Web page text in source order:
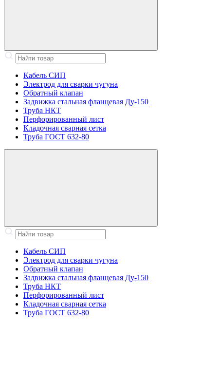
Кабель СИП
Электрод для сварки чугуна
Обратный клапан
Задвижка стальная фланцевая Ду-150
Труба НКТ
Перфорированный лист
Кладочная сварная сетка
Труба ГОСТ 632-80
Кабель СИП
Электрод для сварки чугуна
Обратный клапан
Задвижка стальная фланцевая Ду-150
Труба НКТ
Перфорированный лист
Кладочная сварная сетка
Труба ГОСТ 632-80